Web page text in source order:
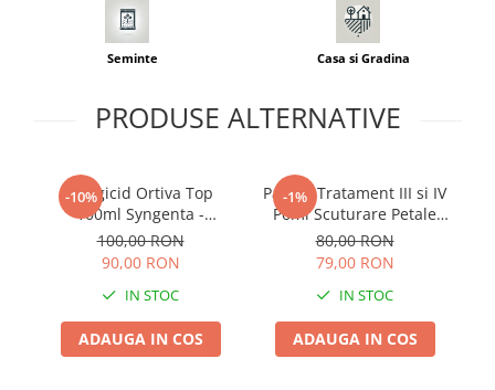
Seminte Legume Profesionale
Seminte trifoi
Insecticid
Seminte Casa si Gradina
PRODUSE ALTERNATIVE
-10%
Fungicid Ortiva Top
100ml Syngenta -
Tratament Sistemic
contra Manei, Fainarii si
Alternariozei
100,00 RON
90,00 RON
IN STOC
ADAUGA IN COS
-1%
Pachet Tratament III si IV
Pomi Scuturare Petale
Solarex - Kit Profesional
Complet pentru 100L Apa
80,00 RON
79,00 RON
IN STOC
ADAUGA IN COS